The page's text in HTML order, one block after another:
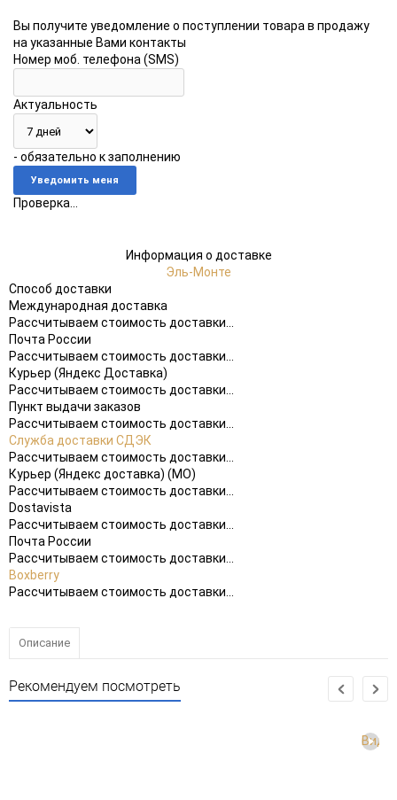
Вы получите уведомление о поступлении товара в продажу
на указанные Вами контакты
Номер моб. телефона (SMS)
Актуальность
- обязательно к заполнению
Проверка...
Информация о доставке
Эль-Монте
Способ доставки
Международная доставка
Рассчитываем стоимость доставки...
Почта России
Рассчитываем стоимость доставки...
Курьер (Яндекс Доставка)
Рассчитываем стоимость доставки...
Пункт выдачи заказов
Рассчитываем стоимость доставки...
Служба доставки СДЭК
Рассчитываем стоимость доставки...
Курьер (Яндекс доставка) (МО)
Рассчитываем стоимость доставки...
Dostavista
Рассчитываем стоимость доставки...
Почта России
Рассчитываем стоимость доставки...
Boxberry
Рассчитываем стоимость доставки...
Описание
Рекомендуем посмотреть